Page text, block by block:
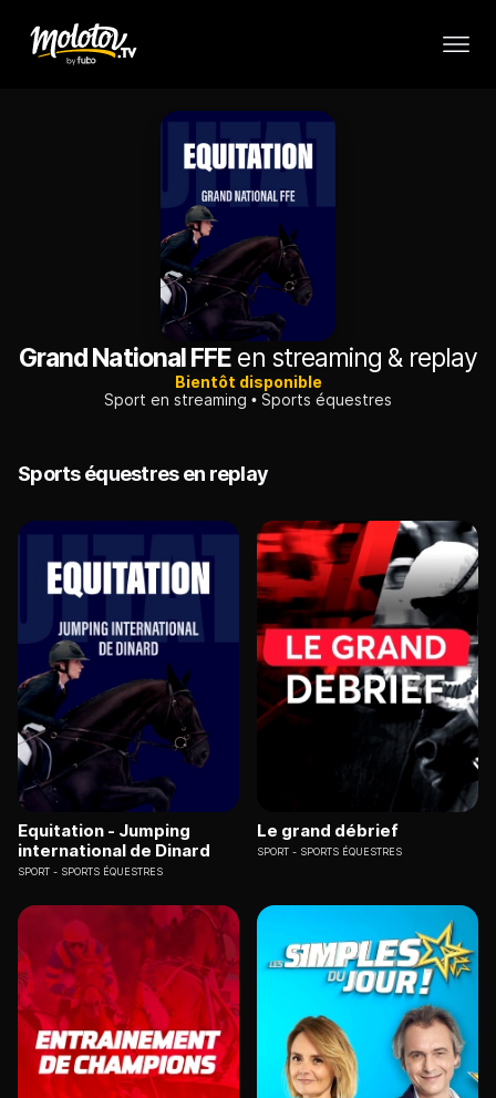
Grand National FFE en streaming & replay
Bientôt disponible
Sport en streaming
Sports équestres
Sports équestres en replay
Equitation - Jumping
international de Dinard
SPORT SPORTS ÉQUESTRES
Le grand débrief
SPORT SPORTS ÉQUESTRES